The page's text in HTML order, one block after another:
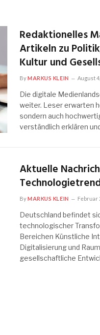
Redaktionelles
Artikeln zu
Kultur und
ByMARKUS KLEIN August
Die digitale
weiter. Leser erwarten
sondern auch
verständlich erklären
Aktuelle
ByMARKUS KLEIN Februar
Deutschland befindet
technologischer
Bereichen Künstliche
Digitalisierung und
gesellschaftliche